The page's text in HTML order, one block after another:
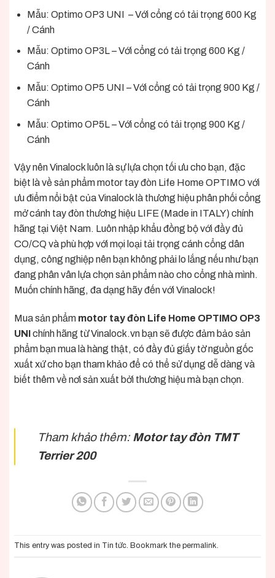
Mẫu: Optimo OP3 UNI – Với cổng có tải trọng 600 Kg
/ Cánh
Mẫu: Optimo OP3L – Với cổng có tải trọng 600 Kg /
Cánh
Mẫu: Optimo OP5 UNI – Với cổng có tải trọng 900 Kg /
Cánh
Mẫu: Optimo OP5L – Với cổng có tải trọng 900 Kg /
Cánh
Vậy nên Vinalock luôn là sự lựa chọn tối ưu cho bạn, đặc
biệt là vềsản phẩmmotor tay đòn Life Home OPTIMO với
ưu điểm nổi bật của Vinalock là thương hiệu phân phối cổng
mở cánh tay đòn thương hiệu LIFE (Made in ITALY) chính
hãng tại Việt Nam. Luôn nhập khẩu đồng bộ với đầy đủ
CO/CQ và phù hợp với mọi loại tải trọng cánh cổng dân
dụng, công nghiệp nên bạn không phải lo lắng nếu như bạn
đang phân vân lựa chọn sản phẩm nào cho cổng nhà mình.
Muốn chính hãng, đa dạng hãy đến với Vinalock!
Mua sản phẩm motor tay đòn Life Home OPTIMO OP3
UNIchính hãng từVinalock.vn bạn sẽ được đảm bảo sản
phẩm bạn mua là hàng thật, có đầy đủ giấy tờ nguồn gốc
xuất xứ cho bạn tham khảo để có thể sử dụng dễ dàng và
biết thêm về nơi sản xuất bởi thương hiệu mà bạn chọn.
Tham khảo thêm:Motor tay đòn TMT
Terrier 200
This entry was posted in Tin tức. Bookmark the permalink.